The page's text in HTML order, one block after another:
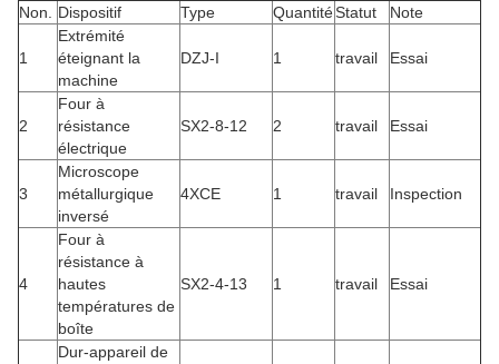
Non. Dispositif Type QuantitéStatut Note
1
Extrémité
éteignant la
machine
DZJ-I 1 travail Essai
2
Four à
résistance
électrique
SX2-8-12 2 travail Essai
3
Microscope
métallurgique
inversé
4XCE 1 travail Inspection
4
Four à
résistance à
hautes
températures de
boîte
SX2-4-13 1 travail Essai
Dur-appareil de